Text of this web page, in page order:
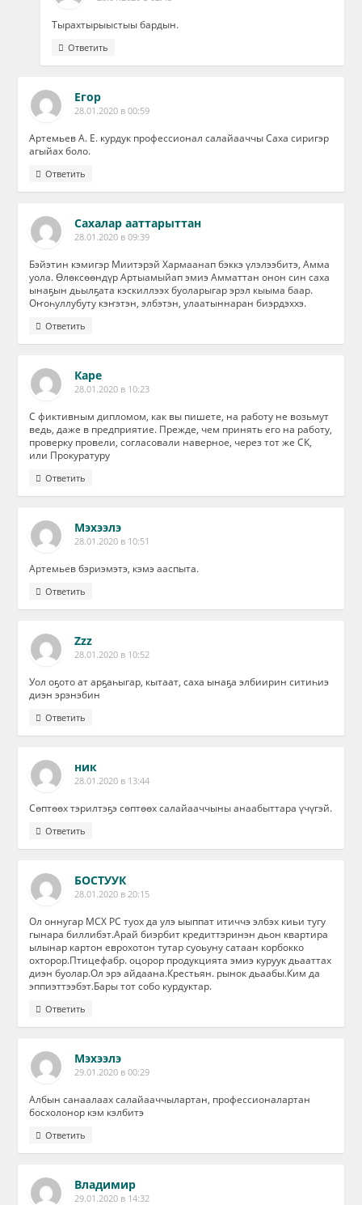
Тырахтырыыстыы бардын.
Ответить
Егор
28.01.2020 в 00:59
Артемьев А. Е. курдук профессионал салайааччы Саха сиригэр
агыйах боло.
Ответить
Сахалар ааттарыттан
28.01.2020 в 09:39
Бэйэтин кэмигэр Миитэрэй Хармаанап бэккэ үлэлээбитэ, Амма
уола. Өлөксөөндүр Артыамыйап эмиэ Амматтан онон син саха
ынаҕын дьылҕата кэскиллээх буоларыгар эрэл кыыма баар.
Оҥоһуллубуту кэҥэтэн, элбэтэн, улаатыннаран биэрдэххэ.
Ответить
Каре
28.01.2020 в 10:23
С фиктивным дипломом, как вы пишете, на работу не возьмут
ведь, даже в предприятие. Прежде, чем принять его на работу,
проверку провели, согласовали наверное, через тот же СК,
или Прокуратуру
Ответить
Мэхээлэ
28.01.2020 в 10:51
Артемьев бэриэмэтэ, кэмэ ааспыта.
Ответить
Zzz
28.01.2020 в 10:52
Уол оҕото ат арҕаһыгар, кытаат, саха ынаҕа элбиирин ситиһиэ
диэн эрэнэбин
Ответить
ник
28.01.2020 в 13:44
Сөптөөх тэрилтэҕэ сөптөөх салайааччыны анаабыттара үчүгэй.
Ответить
БОСТУУК
28.01.2020 в 20:15
Ол оннугар МСХ РС туох да улэ ыыппат итиччэ элбэх киьи тугу
гынара биллибэт.Арай биэрбит кредиттэринэн дьон квартира
ылынар картон еврохотон тутар суоьуну сатаан корбокко
охторор.Птицефабр. оцорор продукцията эмиэ куруук дьааттах
диэн буолар.Ол эрэ айдаана.Крестьян. рынок дьаабы.Ким да
эппиэттээбэт.Бары тот собо курдуктар.
Ответить
Мэхээлэ
29.01.2020 в 00:29
Албын санаалаах салайааччылартан, профессионалартан
босхолонор кэм кэлбитэ
Ответить
Владимир
29.01.2020 в 14:32